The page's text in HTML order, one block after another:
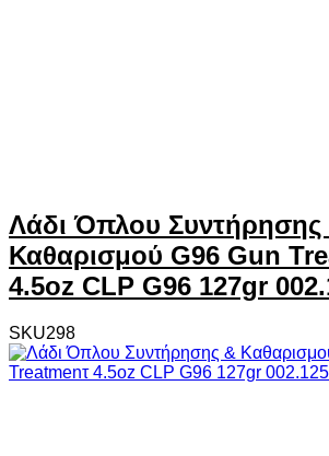
Λάδι Όπλου Συντήρησης
Καθαρισμού G96 Gun
4.5oz CLP G96 127gr
SKU298